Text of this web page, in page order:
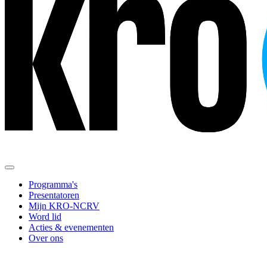
Programma's
Presentatoren
Mijn KRO-NCRV
Word lid
Acties & evenementen
Over ons